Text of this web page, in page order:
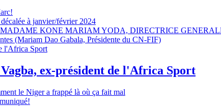
à janvier/février 2024
KONE MARIAM YODA, DIRECTRICE
(Mariam Dao Gabala, Présidente du CN-FIF)
ex-président de l'Africa Sport
le Niger a frappé là où ça fait mal